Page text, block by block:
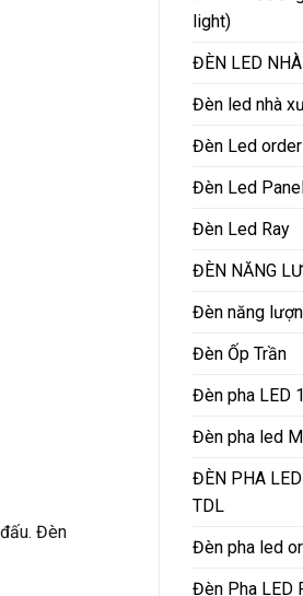
Đèn
light)
ĐÈN LED
Đèn led nhà
Đèn Led order
Đèn Led Panel
Đèn Led Ray
ĐÈN NĂNG
Đèn năng
Đèn Ốp Trần
Đèn pha LED
Đèn pha led
ĐÈN PHA LED
TDL
Đèn pha led
Đèn Pha LED